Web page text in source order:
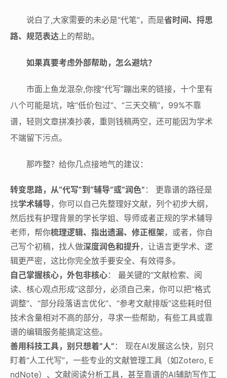
说白了,大家需要的未必是“代笔”，而是省时间、捋思
路、规范表达 上的帮助。
如果真要考虑外部帮助，怎么避坑？
市面上鱼龙混杂,你搜“代写”蹦出来的链接，十个里有
八个可能是坑，啥“低价包过”、“三天交稿”，99%不靠
谱，轻则文章拼凑抄袭，重则钱稿两空，还可能因为学术
不端留下污点。
那咋整？给你几点接地气的建议：
转变思路，从“代写”到“辅导”或“润色” ： 更靠谱的路径是
找学术辅导，你可以自己先整理好文献，列个初步大纲，
然后找有护理背景的学长学姐、导师或者正规的学术辅导
老师，帮你梳理逻辑、指出遗漏、修正框架，或者，你自
己写个初稿，找人做深度润色和提升，让语言更学术、逻
辑更严密，这比你完全放手要安全、有效得多。
自己掌握核心，外包非核心： 最关键的“文献检索、阅
读、核心观点形成”这部分，必须自己来，你可以把“格式
调整”、“部分段落语言优化”、“参考文献排版”这些耗时但
技术含量相对不高的部分，寻求一些帮助，有些工具或靠
谱的编辑服务能搞定这些。
善用科技工具，别只想着“人” ： 现在AI发展这么快，别只
盯着“人工代写”，一些专业的文献管理工具（如Zotero, E
ndNote）、文献阅读分析工具，甚至靠谱的AI辅助写作工